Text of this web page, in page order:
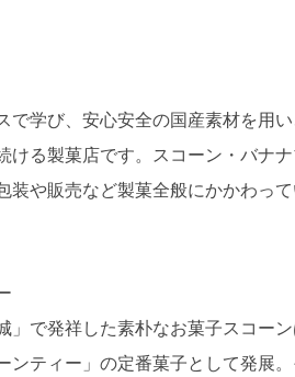
で学び、安心安全の国産素材を用
ける製菓店です。スコーン・バナ
装や販売など製菓全般にかかわっ
」で発祥した素朴なお菓子スコー
ンティー」の定番菓子として発展